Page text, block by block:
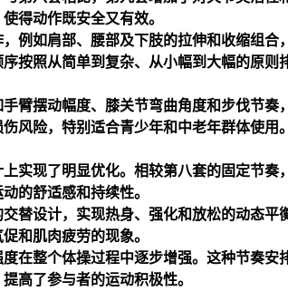
得动作既安全又有效。
例如肩部、腰部及下肢的拉伸和收缩组合
按照从简单到复杂、从小幅到大幅的原则
臂摆动幅度、膝关节弯曲角度和步伐节奏
风险，特别适合青少年和中老年群体使用。
实现了明显优化。相较第八套的固定节奏
的舒适感和持续性。
替设计，实现热身、强化和放松的动态平
和肌肉疲劳的现象。
在整个体操过程中逐步增强。这种节奏安
高了参与者的运动积极性。